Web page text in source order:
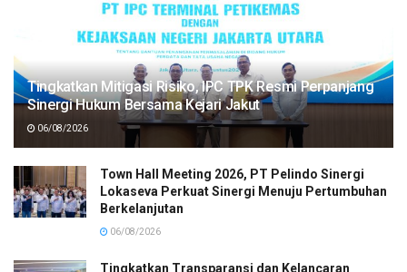
Tingkatkan Mitigasi Risiko, IPC TPK Resmi Perpanjang
Sinergi Hukum Bersama Kejari Jakut
06/08/2026
Town Hall Meeting 2026, PT Pelindo Sinergi
Lokaseva Perkuat Sinergi Menuju Pertumbuhan
Berkelanjutan
06/08/2026
Tingkatkan Transparansi dan Kelancaran